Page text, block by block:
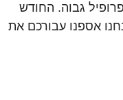
גבוה. החודש
אספנו עבורכם את